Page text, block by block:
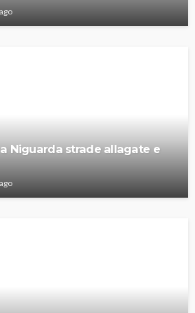
Niguarda strade allagate e